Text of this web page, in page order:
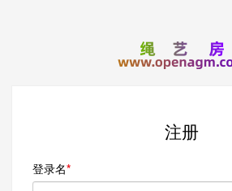
注册
登录名